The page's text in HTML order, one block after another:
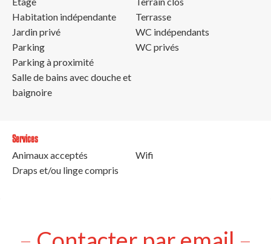
Habitation indépendante
Jardin privé
Parking
Parking à proximité
Salle de bains avec douche et
baignoire
Terrasse
WC indépendants
WC privés
Services
Animaux acceptés
Draps et/ou linge compris
Wifi